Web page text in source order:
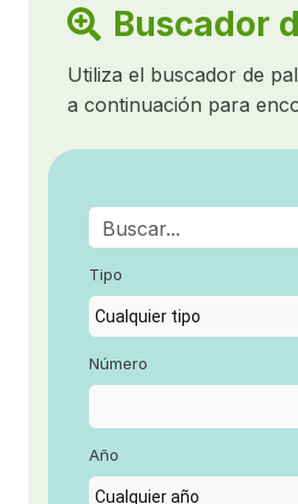
Buscador
Utiliza el buscador de
a continuación para
Tipo
Número
Año